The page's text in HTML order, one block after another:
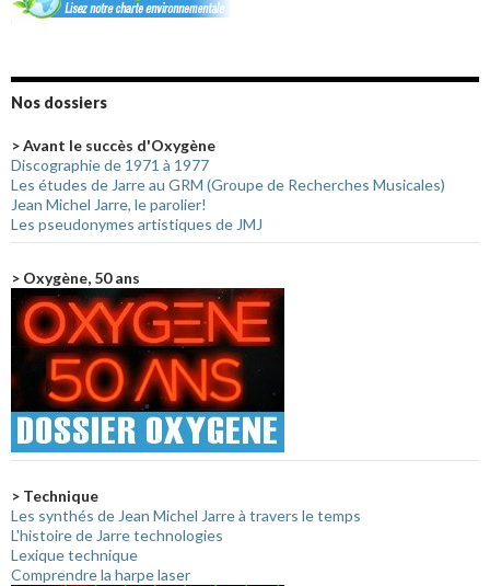
Nos dossiers
> Avant le succès d'Oxygène
Discographie de 1971 à 1977
Les études de Jarre au GRM (Groupe de Recherches Musicales)
Jean Michel Jarre, le parolier!
Les pseudonymes artistiques de JMJ
> Oxygène, 50 ans
> Technique
Les synthés de Jean Michel Jarre à travers le temps
L'histoire de Jarre technologies
Lexique technique
Comprendre la harpe laser